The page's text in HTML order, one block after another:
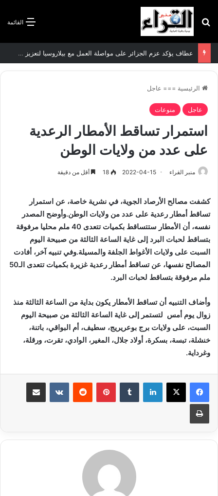
القائمة بحث عن
عطاف يؤكد عزم الجزائر على مواصلة العمل مع بيلاروسيا لتعزيز العلاقات الثنائية
الرئيسية === عاجل
عاجل منوعات
استمرار تساقط الأمطار الرعدية
على عدد من ولايات الوطن
منبر القراء 2022-04-15
18 أقل من دقيقة
كشفت مصالح الأرصاد الجوية، في نشرية خاصة، عن استمرار
تساقط أمطار رعدية على عدد من ولايات الوطن.وأوضح المصدر
نفسه، أن الأمطار ستتساقط بكميات تتعدى 40 ملم محليا مرفوقة
بتساقط لحبات البرد إلى غاية الساعة الثالثة من صبيحة اليوم
السبت على ولايات الأغواط الجلفة والمسيلة.وفي تنبيه آخر، أفادت
المصالح نفسها، عن تساقط أمطار رعدية غزيرة بكميات تتعدى الـ50
ملم مرفوقة بتساقط لحبات البرد.
وأضاف التنبيه أن تساقط الأمطار يكون بداية من الساعة الثالثة منذ
زوال يوم أمس لتستمر إلى غاية الساعة الثالثة من صبيحة اليوم
السبت، على ولايات برج بوعريريج، سطيف، أم البواقي، باتنة،
خنشلة، تبسة، بسكرة، أولاد جلال، المغير، الوادي، تقرت، ورقلة،
وغرداية.
لينكدإن بينتيريست
طباعة